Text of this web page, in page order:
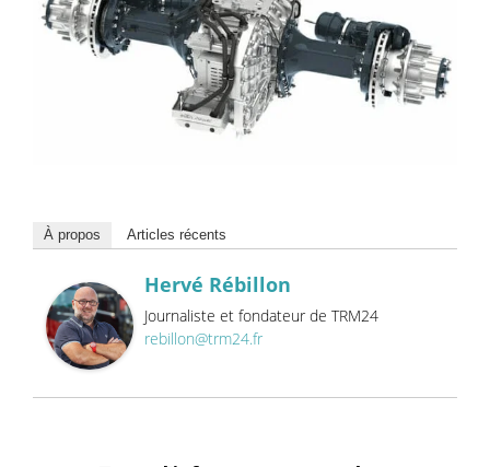
À propos Articles récents
Hervé Rébillon
Journaliste et fondateur de TRM24
rebillon@trm24.fr